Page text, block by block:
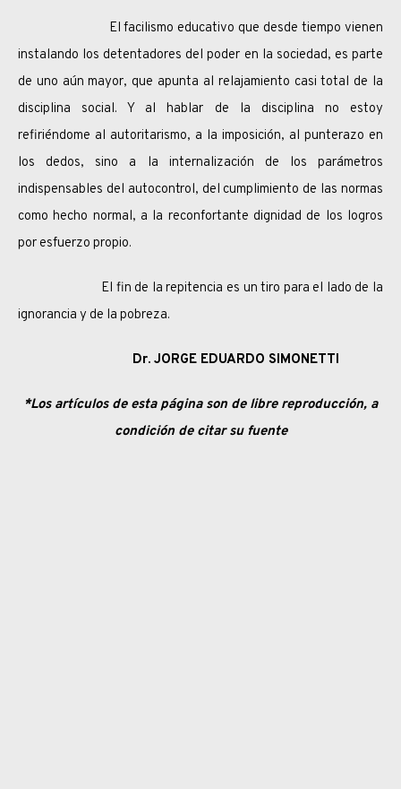
El facilismo educativo que desde tiempo vienen
instalando los detentadores del poder en la sociedad, es parte
de uno aún mayor, que apunta al relajamiento casi total de la
disciplina social. Y al hablar de la disciplina no estoy
refiriéndome al autoritarismo, a la imposición, al punterazo en
los dedos, sino a la internalización de los parámetros
indispensables del autocontrol, del cumplimiento de las normas
como hecho normal, a la reconfortante dignidad de los logros
por esfuerzo propio.
El fin de la repitencia es un tiro para el lado de la
ignorancia y de la pobreza.
Dr. JORGE EDUARDO SIMONETTI
*Los artículos de esta página son de libre reproducción, a
condición de citar su fuente